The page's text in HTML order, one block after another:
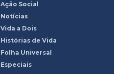
Ação Social
Notícias
Vida a Dois
Histórias de Vida
Folha Universal
Especiais